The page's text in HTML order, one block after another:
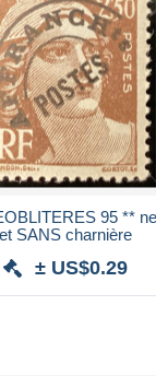
95 **
et SANS charnière
± US$0.29